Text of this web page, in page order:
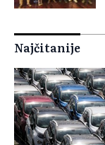
Najčitanije